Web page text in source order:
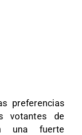
preferencias
votantes de
una fuerte